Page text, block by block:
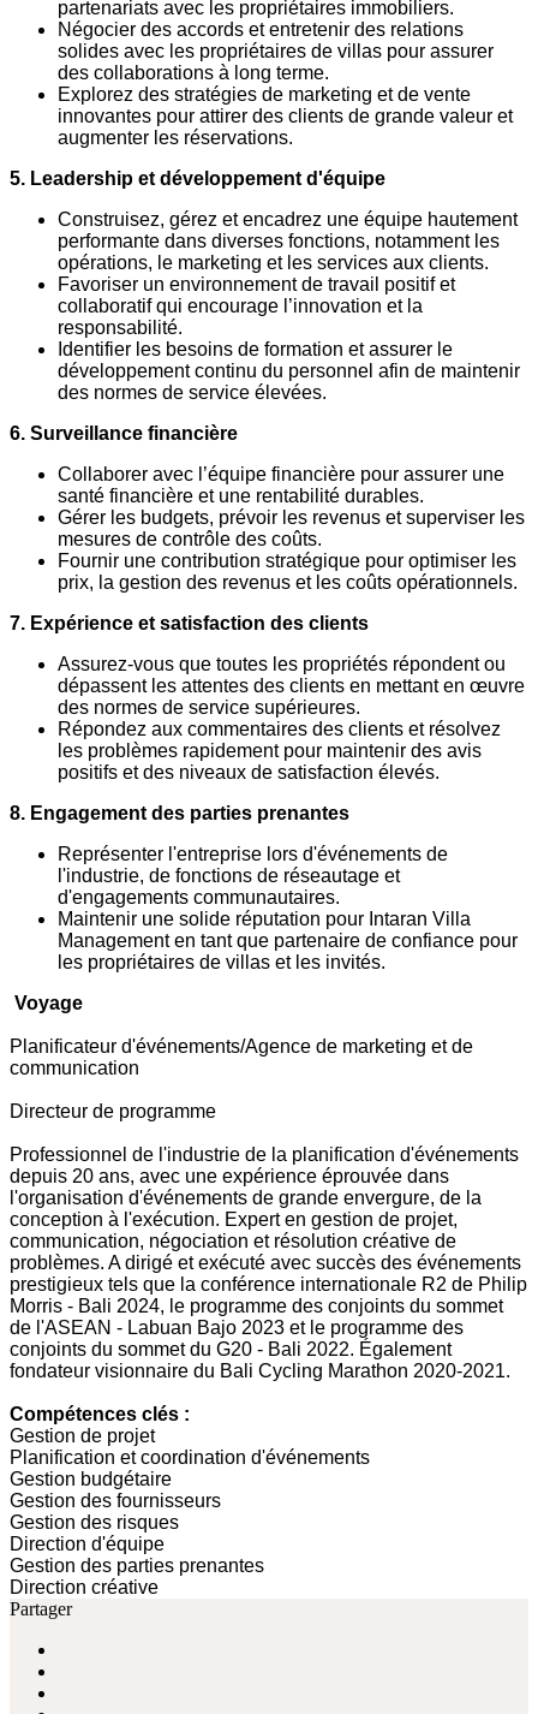
partenariats avec les propriétaires immobiliers.
Négocier des accords et entretenir des relations
solides avec les propriétaires de villas pour assurer
des collaborations à long terme.
Explorez des stratégies de marketing et de vente
innovantes pour attirer des clients de grande valeur et
augmenter les réservations.
5. Leadership et développement d'équipe
Construisez, gérez et encadrez une équipe hautement
performante dans diverses fonctions, notamment les
opérations, le marketing et les services aux clients.
Favoriser un environnement de travail positif et
collaboratif qui encourage l’innovation et la
responsabilité.
Identifier les besoins de formation et assurer le
développement continu du personnel afin de maintenir
des normes de service élevées.
6. Surveillance financière
Collaborer avec l’équipe financière pour assurer une
santé financière et une rentabilité durables.
Gérer les budgets, prévoir les revenus et superviser les
mesures de contrôle des coûts.
Fournir une contribution stratégique pour optimiser les
prix, la gestion des revenus et les coûts opérationnels.
7. Expérience et satisfaction des clients
Assurez-vous que toutes les propriétés répondent ou
dépassent les attentes des clients en mettant en œuvre
des normes de service supérieures.
Répondez aux commentaires des clients et résolvez
les problèmes rapidement pour maintenir des avis
positifs et des niveaux de satisfaction élevés.
8. Engagement des parties prenantes
Représenter l'entreprise lors d'événements de
l'industrie, de fonctions de réseautage et
d'engagements communautaires.
Maintenir une solide réputation pour Intaran Villa
Management en tant que partenaire de confiance pour
les propriétaires de villas et les invités.
Voyage
Planificateur d'événements/Agence de marketing et de
communication
Directeur de programme
Professionnel de l'industrie de la planification d'événements
depuis 20 ans, avec une expérience éprouvée dans
l'organisation d'événements de grande envergure, de la
conception à l'exécution. Expert en gestion de projet,
communication, négociation et résolution créative de
problèmes. A dirigé et exécuté avec succès des événements
prestigieux tels que la conférence internationale R2 de Philip
Morris - Bali 2024, le programme des conjoints du sommet
de l'ASEAN - Labuan Bajo 2023 et le programme des
conjoints du sommet du G20 - Bali 2022. Également
fondateur visionnaire du Bali Cycling Marathon 2020-2021.
Compétences clés :
Gestion de projet
Planification et coordination d'événements
Gestion budgétaire
Gestion des fournisseurs
Gestion des risques
Direction d'équipe
Gestion des parties prenantes
Direction créative
Partager